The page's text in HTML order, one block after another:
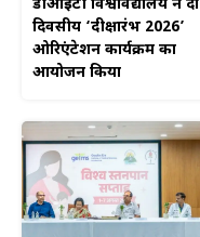
डीआईटी विश्वविद्यालय ने दो
दिवसीय ‘दीक्षारंभ 2026’
ओरिएंटेशन कार्यक्रम का
आयोजन किया